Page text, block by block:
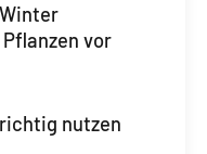
vor
nutzen